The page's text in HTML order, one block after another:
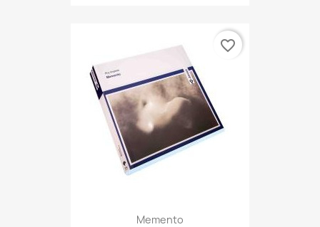
Memento
favorite_border